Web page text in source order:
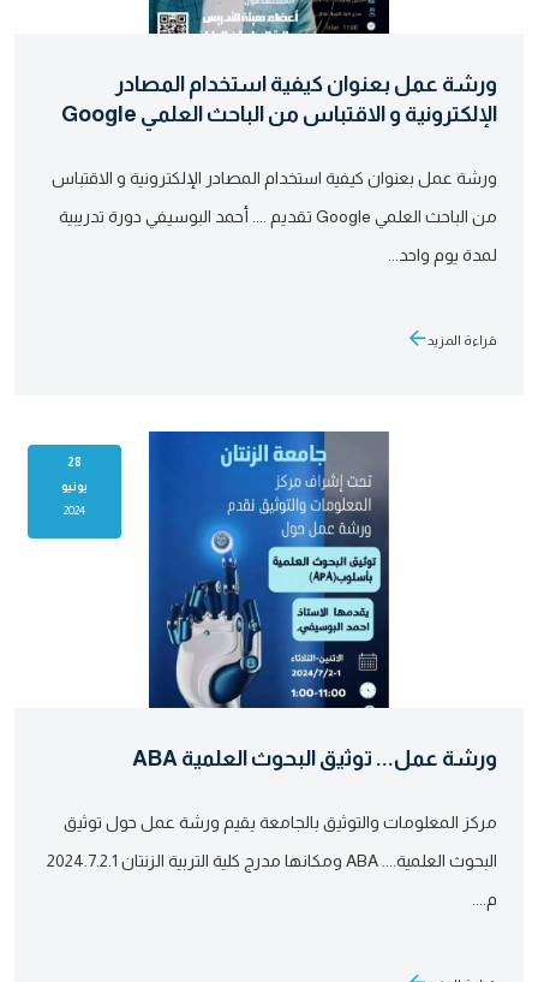
ورشة عمل بعنوان كيفية استخدام المصادر
الإلكترونية و الاقتباس من الباحث العلمي Google
ورشة عمل بعنوان كيفية استخدام المصادر الإلكترونية و الاقتباس
من الباحث العلمي Google تقديم .... أحمد البوسيفي دورة تدريبية
لمدة يوم واحد...
قراءة المزيد
28
يونيو
2024
ورشة عمل... توثيق البحوث العلمية ABA
مركز المعلومات والتوثيق بالجامعة يقيم ورشة عمل حول توثيق
البحوث العلمية.... ABA ومكانها مدرج كلية التربية الزنتان 2024.7.2.1
م....